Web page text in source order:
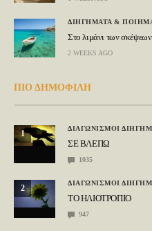
ΔΙΗΓΗΜΑΤΑ &
Στο λιμάνι των σκέψεων
2 WEEKS AGO
ΠΙΟ ΔΗΜΟΦΙΛΗ
1
ΔΙΑΓΩΝΙΣΜΟΙ
ΣΕ ΒΛΕΠΩ
1035
2
ΔΙΑΓΩΝΙΣΜΟΙ
ΤΟ ΗΛΙΟΤΡΟΠΙΟ
947